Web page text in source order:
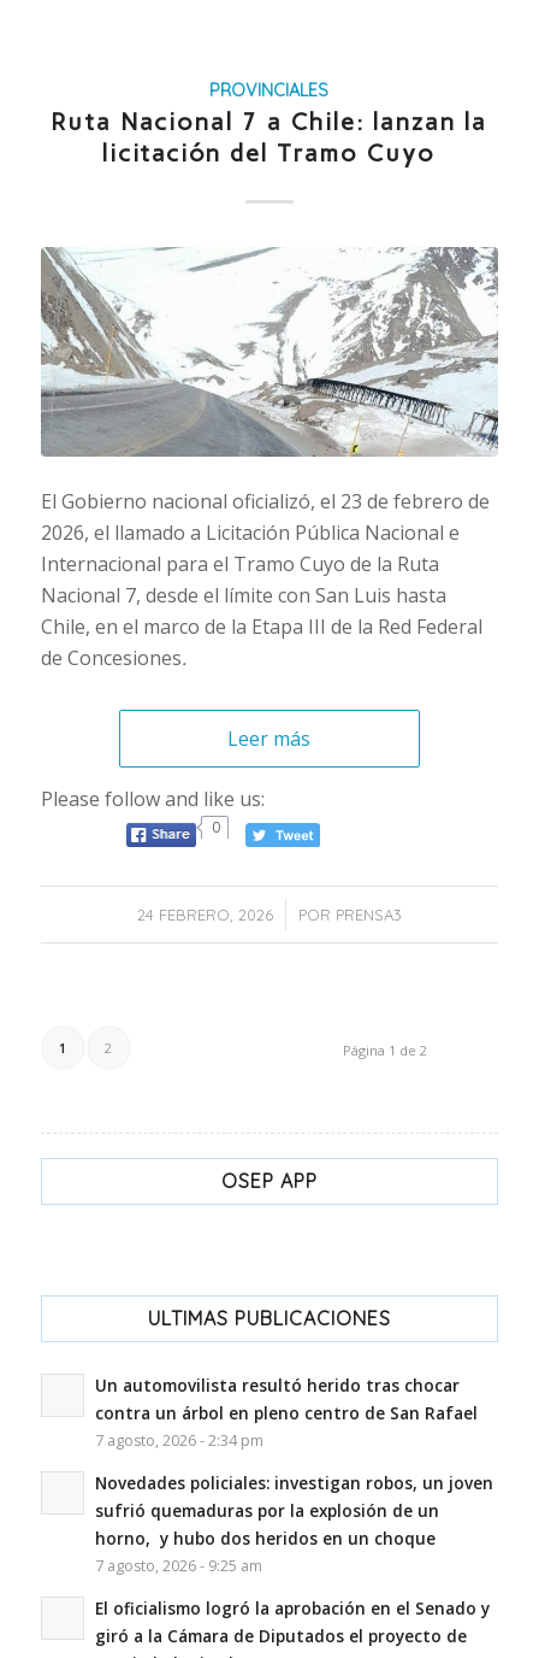
PROVINCIALES
Ruta Nacional 7 a Chile: lanzan la
licitación del Tramo Cuyo
El Gobierno nacional oficializó, el 23 de febrero de
2026, el llamado a Licitación Pública Nacional e
Internacional para el Tramo Cuyo de la Ruta
Nacional 7, desde el límite con San Luis hasta
Chile, en el marco de la Etapa III de la Red Federal
de Concesiones.
Leer más
Please follow and like us:
0
24 FEBRERO, 2026
/ POR PRENSA3
Página 1 de 2
1 2
OSEP APP
ULTIMAS PUBLICACIONES
Un automovilista resultó herido tras chocar
contra un árbol en pleno centro de San Rafael
7 agosto, 2026 - 2:34 pm
Novedades policiales: investigan robos, un joven
sufrió quemaduras por la explosión de un
horno, y hubo dos heridos en un choque
7 agosto, 2026 - 9:25 am
El oficialismo logró la aprobación en el Senado y
giró a la Cámara de Diputados el proyecto de